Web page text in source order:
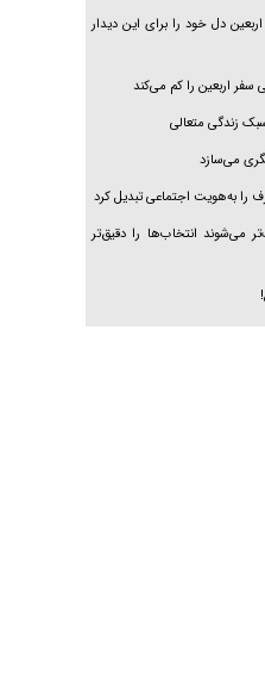
دل خود را برای این دیدار
سفر اربعین را کم می‌کند
زندگی متعالی
می‌سازد
را به‌هویت اجتماعی تبدیل کرد
می‌شوند انتخاب‌ها را دقیق‌تر